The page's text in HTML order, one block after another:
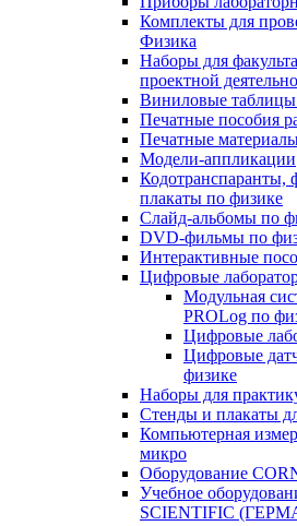
Комплекты для
Физика
Наборы для
проектной
Виниловые
Печатные пособия
Печатные
Модели-аппликации
Кодотранспаранты,
плакаты по физике
Слайд-альбомы по
DVD-фильмы по
Интерактивные
Цифровые
Модульная
PROLog по
Цифровые
Цифровые
физике
Наборы для
Стенды и плакаты
Компьютерная
микро
Оборудование
Учебное
SCIENTIFIC